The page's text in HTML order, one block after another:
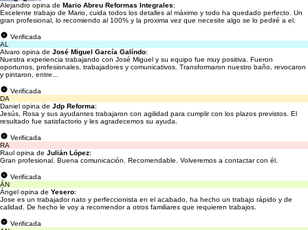
Alejandro opina de Mario Abreu Reformas Integrales:
Excelente trabajo de Mario, cuida todos los detalles al máximo y todo ha quedado perfecto. Un
gran profesional, lo recomiendo al 100% y la proxima vez que necesite algo se lo pediré a el.
Verificada
AL
Alvaro opina de José Miguel García Galíndo:
Nuestra experiencia trabajando con José Miguel y su equipo fue muy positiva. Fueron
oportunos, profesionales, trabajadores y comunicativos. Transformaron nuestro baño, revocaron
y pintaron, entre...
Verificada
DA
Daniel opina de Jdp Reforma:
Jesús, Rosa y sus ayudantes trabajaron con agilidad para cumplir con los plazos previstos. El
resultado fue satisfactorio y les agradecemos su ayuda.
Verificada
RA
Raul opina de Julián López:
Gran profesional. Buena comunicación. Recomendable. Volveremos a contactar con él.
Verificada
ÁN
Ángel opina de Yesero:
Jose es un trabajador nato y perfeccionista en el acabado, ha hecho un trabajo rápido y de
calidad. De hecho le voy a recomendor a otros familiares que requieren trabajos.
Verificada